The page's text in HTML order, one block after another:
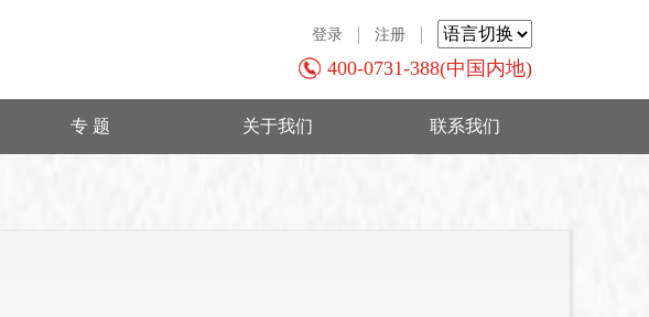
登录 注册
400-0731-388(中国内地)
专 题 关于我们 联系我们